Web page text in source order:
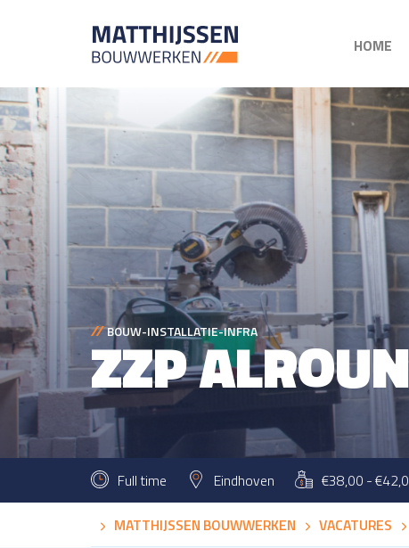
HOME
BOUW-INSTALLATIE-INFRA
ZZP
Full time Eindhoven €38,00 -
MATTHIJSSEN BOUWWERKEN VACATURES